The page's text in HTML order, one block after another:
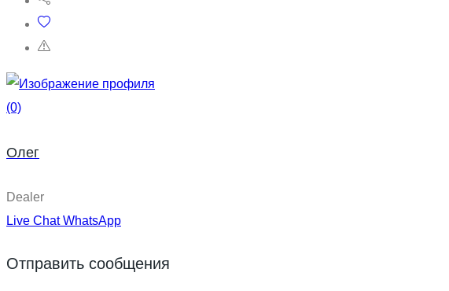
(0)
Олег
Dealer
Live Chat WhatsApp
Отправить сообщения